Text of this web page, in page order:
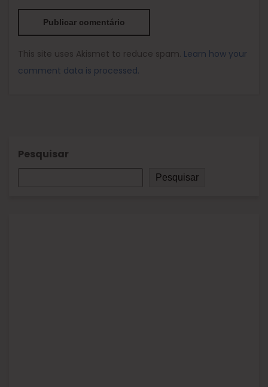
This site uses Akismet to reduce spam. Learn how your
comment data is processed.
Pesquisar
Pesquisar